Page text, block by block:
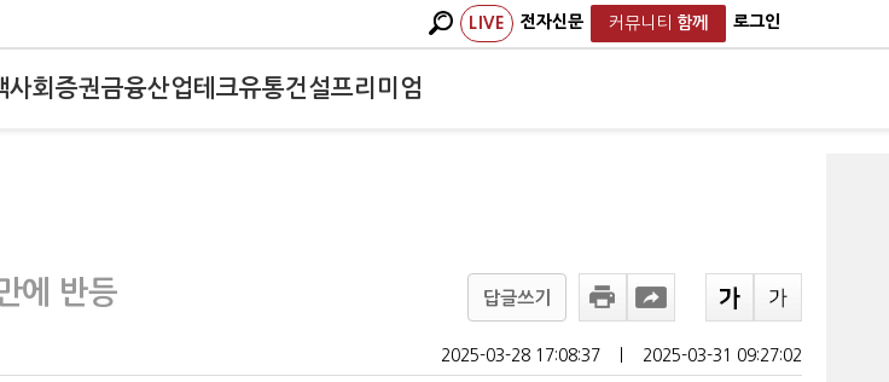
LIVE 전자신문 커뮤니티 함께 로그인
사회 증권금융산업테크유통건설프리미엄
에 반등
답글쓰기
2025-03-28 17:08:37 2025-03-31 09:27:02